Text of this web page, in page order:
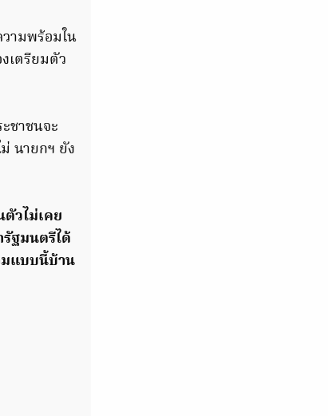
ามพร้อมใน
เตรียมตัว
ชาชนจะ
นายกฯ ยัง
วไม่เคย
ฐมนตรีได้
มแบบนี้บ้าน